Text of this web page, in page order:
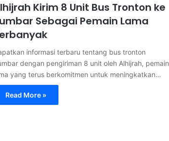
Kirim 8 Unit Bus Tronton ke
Sebagai Pemain Lama
informasi terbaru tentang bus tronton
dengan pengiriman 8 unit oleh Alhijrah, pemain
yang terus berkomitmen untuk meningkatkan…
Read More »